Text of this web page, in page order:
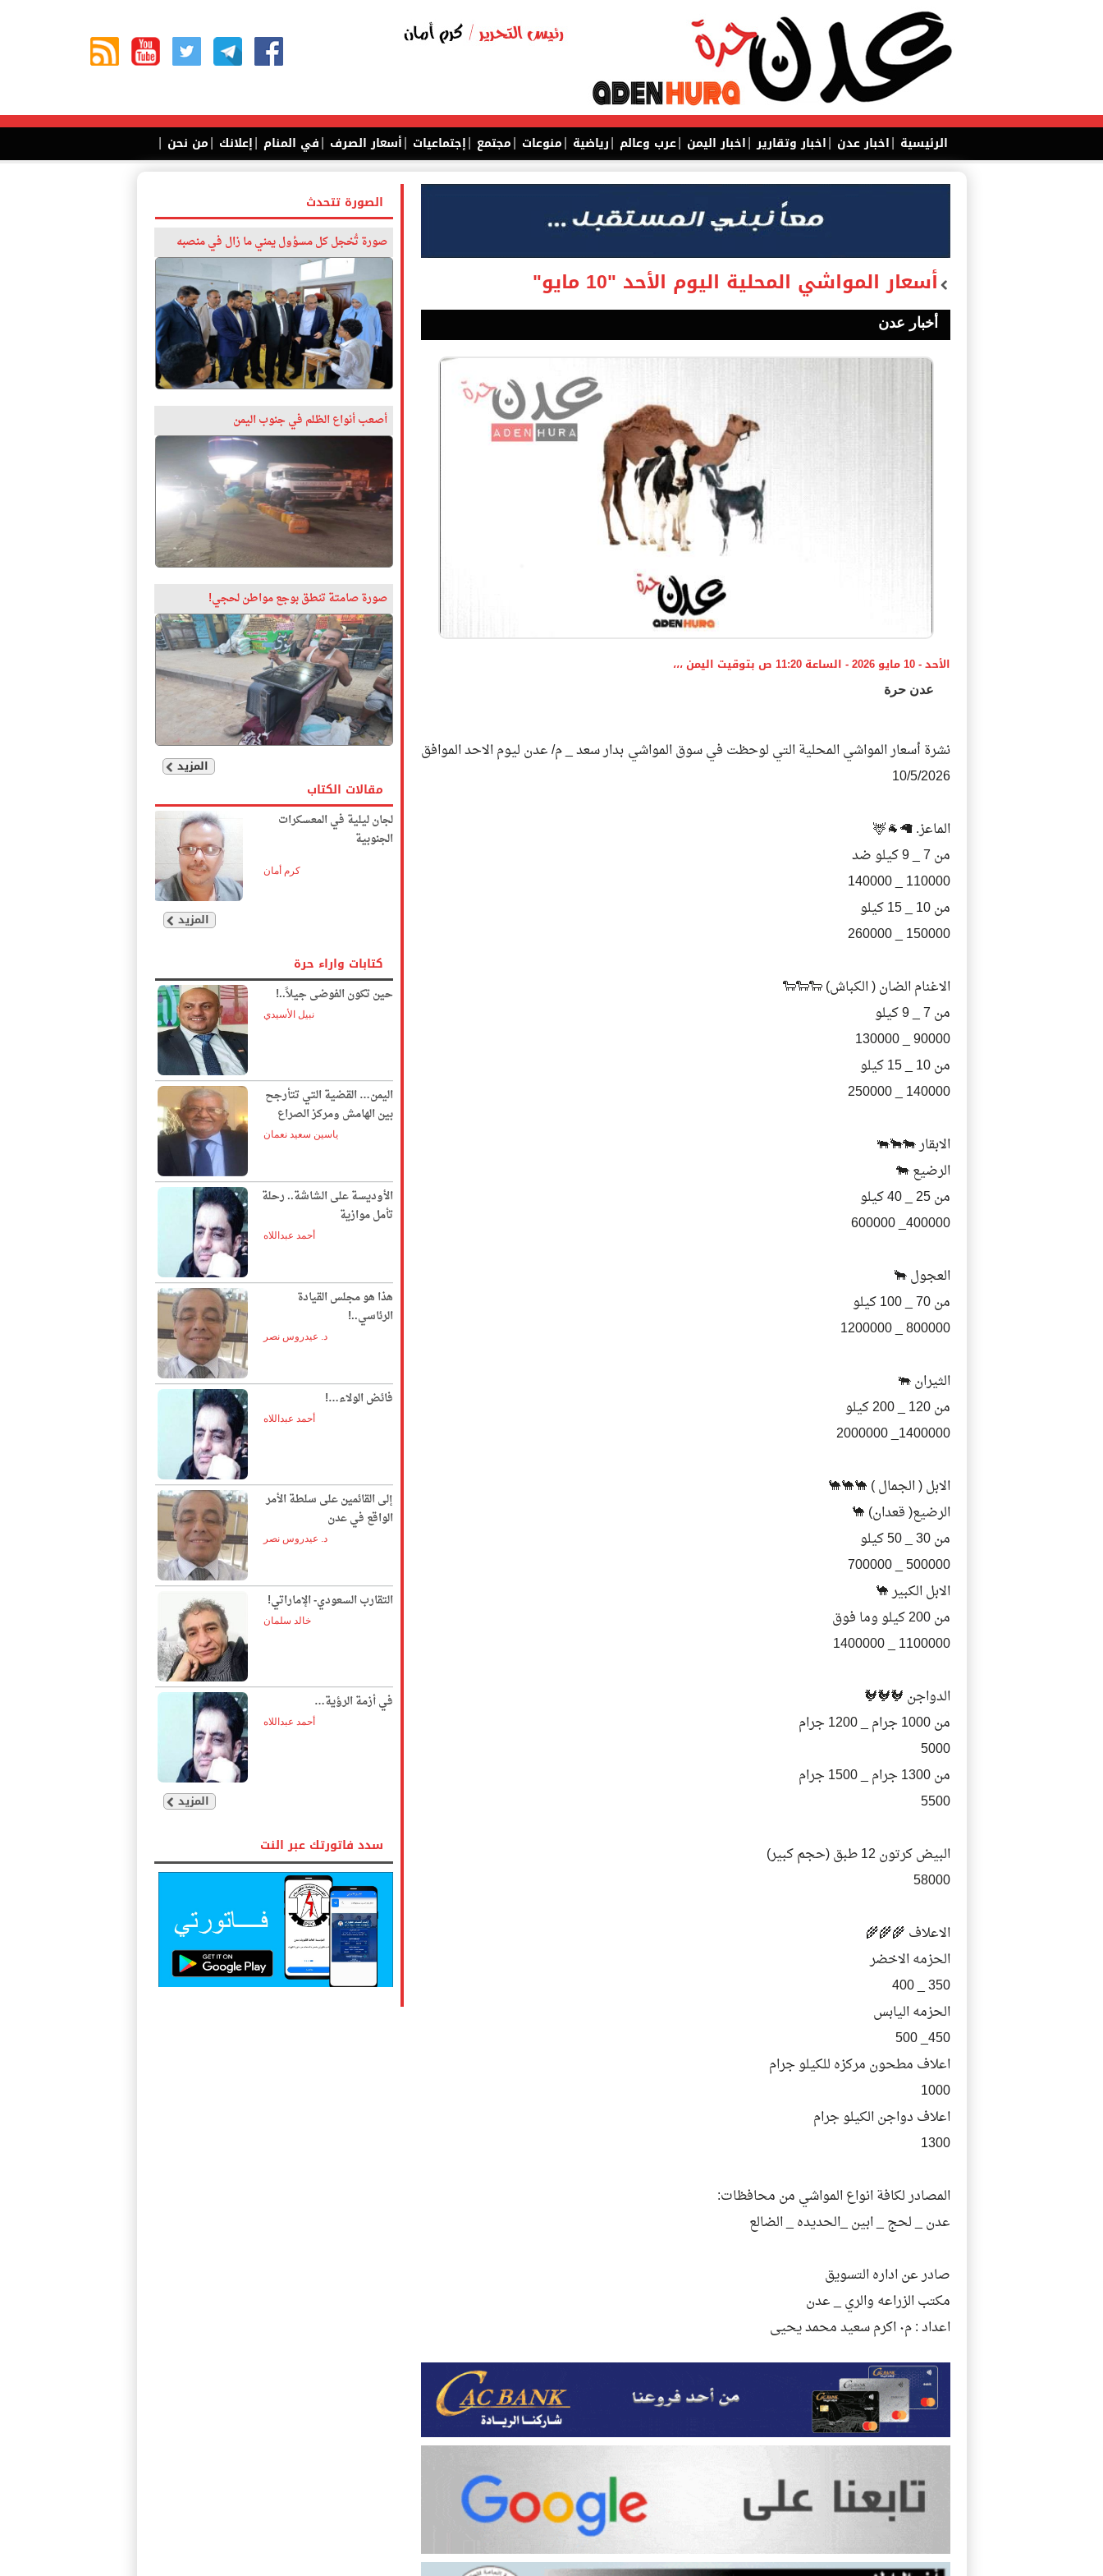
الرئيسية |اخبار عدن |اخبار وتقارير |اخبار اليمن |عرب وعالم |رياضية |منوعات |مجتمع |إجتماعيات |أسعار الصرف |في المنام |إعلانك |من نحن |
الصورة تتحدث
صورة تُخجل كل مسؤول يمني ما زال في منصبه
أصعب أنواع الظلم في جنوب اليمن
صورة صامتة تنطق بوجع مواطن لحجي!
المزيد
مقالات الكتاب
لجان ليلية في المعسكرات
الجنوبية
كرم أمان
المزيد
كتابات واراء حرة
حين تكون الفوضى جيلاً..!
نبيل الأسيدي
اليمن… القضية التي تتأرجح
بين الهامش ومركز الصراع
ياسين سعيد نعمان
الأوديسة على الشاشة.. رحلة
تأمل موازية
أحمد عبداللاه
هذا هو مجلس القيادة
الرئاسي..!
د. عيدروس نصر
فائض الولاء…!
أحمد عبداللاه
إلى القائمين على سلطة الأمر
الواقع في عدن
د. عيدروس نصر
التقارب السعودي- الإماراتي!
خالد سلمان
في أزمة الرؤية…
أحمد عبداللاه
المزيد
سدد فاتورتك عبر النت
أسعار المواشي المحلية اليوم الأحد "10 مايو"
أخبار عدن
الأحد - 10 مايو 2026 - الساعة 11:20 ص بتوقيت اليمن ،،،
عدن حرة
نشرة أسعار المواشي المحلية التي لوحظت في سوق المواشي بدار سعد _ م/ عدن ليوم الاحد الموافق
10/5/2026
الماعز. 🦙🐐🦌
من 7 _ 9 كيلو ضد
110000 _ 140000
من 10 _ 15 كيلو
150000 _ 260000
الاغنام الضان ( الكباش) 🐑🐑🐑
من 7 _ 9 كيلو
90000 _ 130000
من 10 _ 15 كيلو
140000 _ 250000
الابقار 🐄🐂🐃
الرضيع 🐄
من 25 _ 40 كيلو
400000_ 600000
العجول 🐂
من 70 _ 100 كيلو
800000 _ 1200000
الثيران 🐃
من 120 _ 200 كيلو
1400000_ 2000000
الابل ( الجمال ) 🐪🐪🐪
الرضيع( قعدان) 🐪
من 30 _ 50 كيلو
500000 _ 700000
الابل الكبير 🐪
من 200 كيلو وما فوق
1100000 _ 1400000
الدواجن 🐓🐓🐓
من 1000 جرام _ 1200 جرام
5000
من 1300 جرام _ 1500 جرام
5500
البيض كرتون 12 طبق (حجم كبير)
58000
الاعلاف 🌾🌾🌾
الحزمه الاخضر
350 _ 400
الحزمه اليابس
450_ 500
اعلاف مطحون مركزه للكيلو جرام
1000
اعلاف دواجن الكيلو جرام
1300
المصادر لكافة انواع المواشي من محافظات:
عدن _ لحج _ ابين _الحديده _ الضالع
صادر عن اداره التسويق
مكتب الزراعه والري _ عدن
اعداد : م٠ اكرم سعيد محمد يحيى